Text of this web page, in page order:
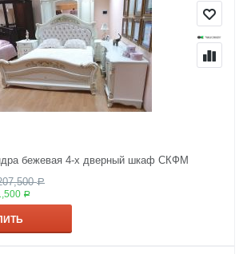
бежевая 4-х дверный шкаф СКФМ
Р
Р